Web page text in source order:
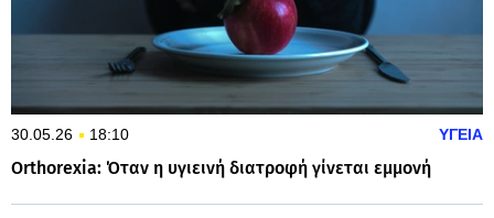
30.05.26 18:10 ΥΓΕΙΑ
Orthorexia: Όταν η υγιεινή διατροφή γίνεται εμμονή